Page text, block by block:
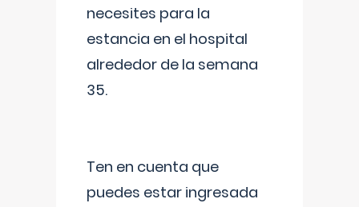
necesites para la
estancia en el hospital
alrededor de la semana
35.
Ten en cuenta que
puedes estar ingresada